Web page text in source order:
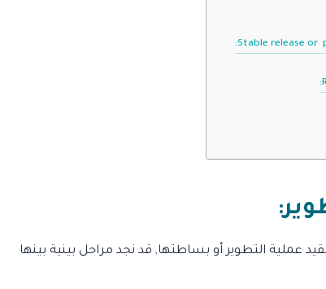
عملية التطوير أو بساطتها, قد نجد مراحل بينية بينها